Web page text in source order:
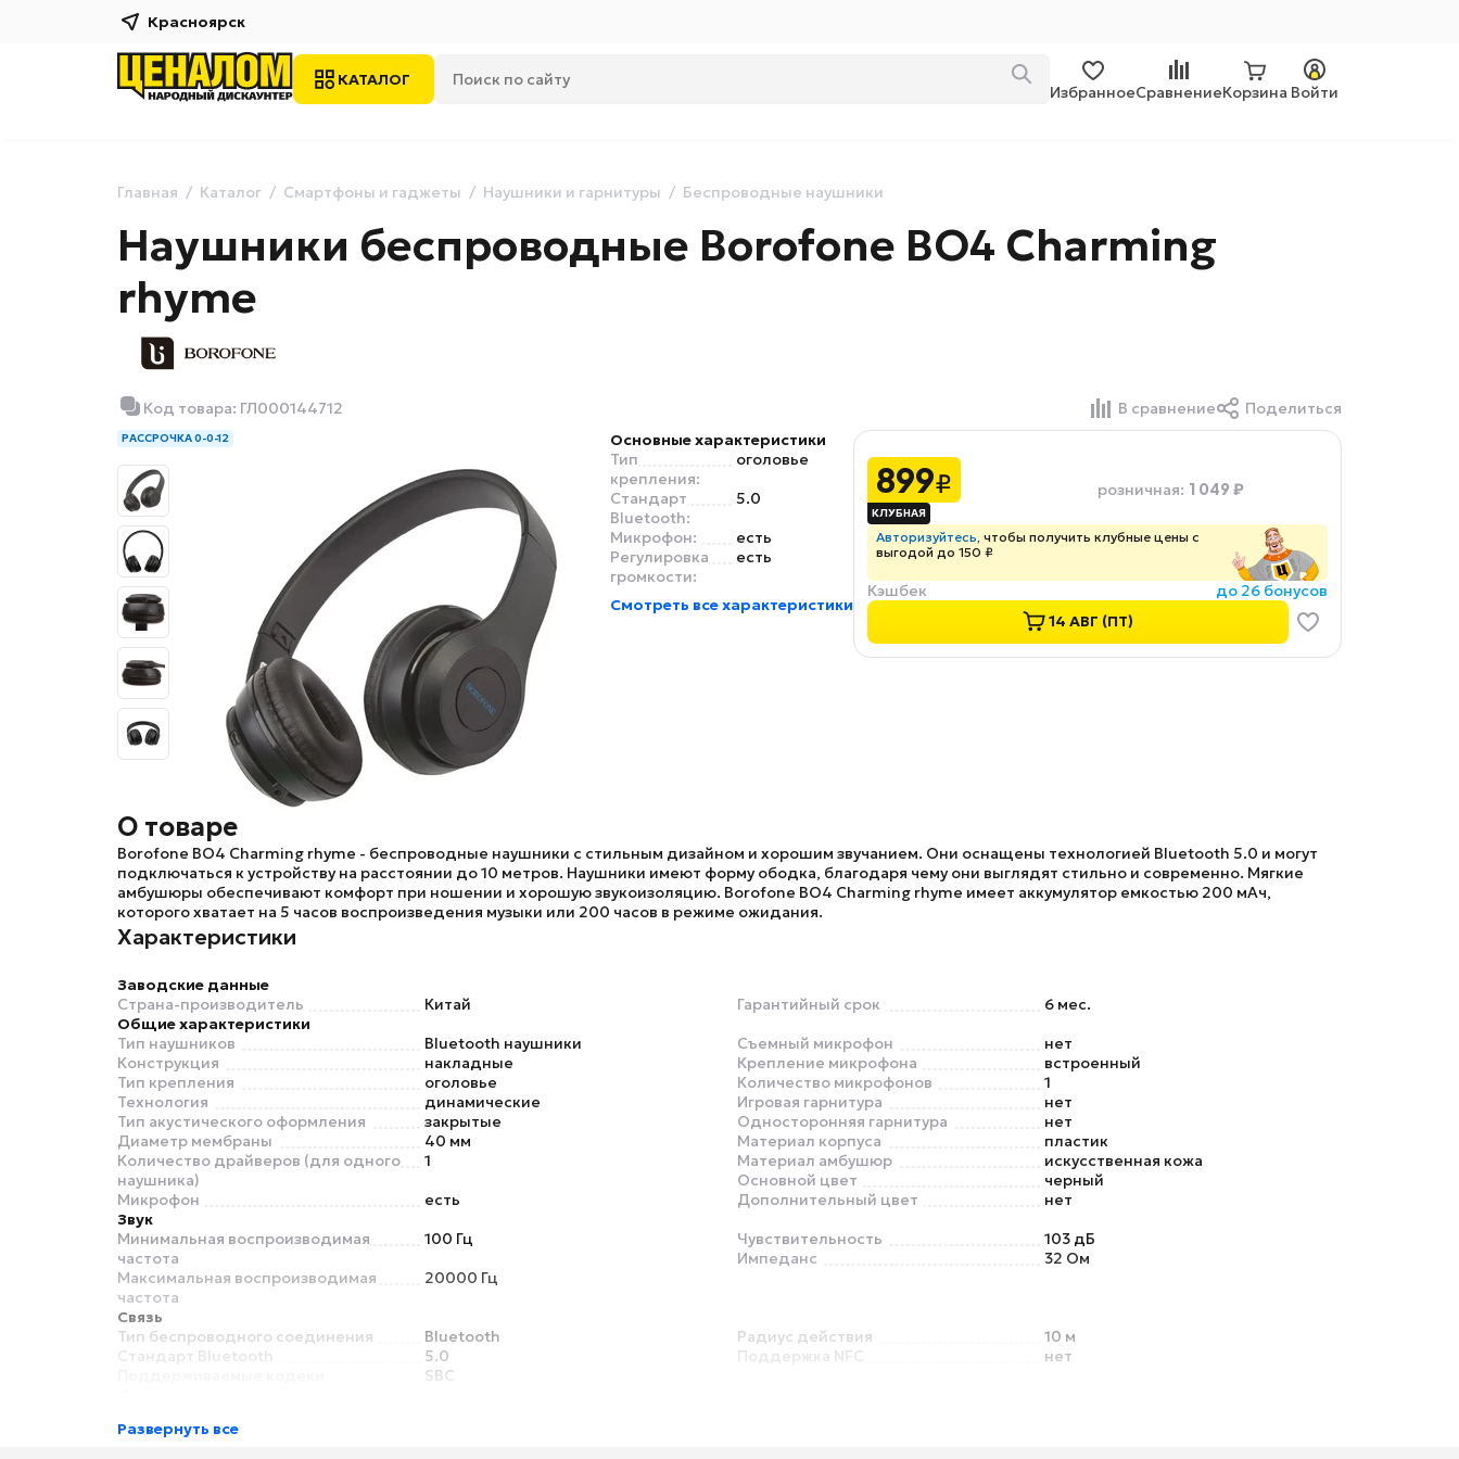
Красноярск
КАТАЛОГ
ИзбранноеСравнениеКорзина Войти
Главная Каталог Смартфоны и гаджеты Наушники и гарнитуры Беспроводные наушники
Наушники беспроводные Borofone BO4 Charming
rhyme
Код товара: ГЛ000144712 В сравнение Поделиться
РАССРОЧКА 0-0-12
Основные характеристики
Тип
крепления:
оголовье
Стандарт
Bluetooth:
5.0
Микрофон:
есть
Регулировка
громкости:
есть
Смотреть все характеристики
899₽ розничная: 1 049 ₽
Авторизуйтесь, чтобы получить клубные цены с
выгодой до 150 ₽
Кэшбек
до 26 бонусов
14 АВГ (ПТ)
О товаре
Borofone BO4 Charming rhyme - беспроводные наушники с стильным дизайном и хорошим звучанием. Они оснащены технологией Bluetooth 5.0 и могут
подключаться к устройству на расстоянии до 10 метров. Наушники имеют форму ободка, благодаря чему они выглядят стильно и современно. Мягкие
амбушюры обеспечивают комфорт при ношении и хорошую звукоизоляцию. Borofone BO4 Charming rhyme имеет аккумулятор емкостью 200 мАч,
которого хватает на 5 часов воспроизведения музыки или 200 часов в режиме ожидания.
Характеристики
Заводские данные
Страна-производитель
Китай Гарантийный срок
6 мес.
Общие характеристики
Тип наушников
Bluetooth наушники
Конструкция
накладные
Тип крепления
оголовье
Технология
динамические
Тип акустического оформления
закрытые
Диаметр мембраны
40 мм
Количество драйверов (для одного
наушника)
1
Микрофон
есть
Съемный микрофон
нет
Крепление микрофона
встроенный
Количество микрофонов
1
Игровая гарнитура
нет
Односторонняя гарнитура
нет
Материал корпуса
пластик
Материал амбушюр
искусственная кожа
Основной цвет
черный
Дополнительный цвет
нет
Звук
Минимальная воспроизводимая
частота
100 Гц
Максимальная воспроизводимая
частота
20000 Гц
Чувствительность
103 дБ
Импеданс
32 Ом
Связь
Тип беспроводного соединения
Bluetooth
Стандарт Bluetooth
5.0
SBC
Радиус действия
10 м
Поддержка NFC
нет
Сенсорное управление
Развернуть все